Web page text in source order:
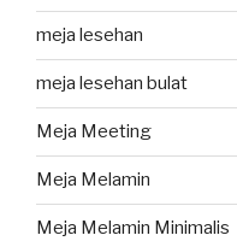
meja lesehan
meja lesehan bulat
Meja Meeting
Meja Melamin
Meja Melamin Minimalis